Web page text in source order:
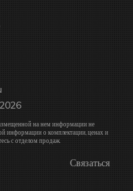
на нем информации не
информации о комплектации, ценах и
с отделом продаж.
Связаться